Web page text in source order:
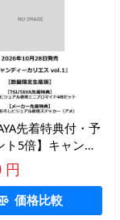
先着特典付・予
ト5倍】キャンデ
ス vol.1＜数量
＞
円
価格比較